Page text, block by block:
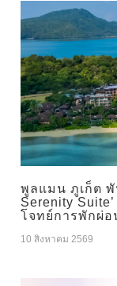
พูลแมน ภูเก็ต พั
Serenity
โจทย์การพักผ่อ
10 สิงหาคม 2569